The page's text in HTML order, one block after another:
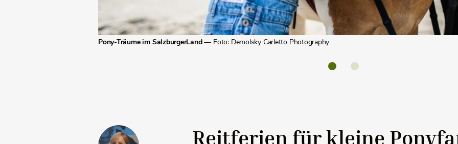
Pony-Träume im SalzburgerLand— Foto: Demolsky Carletto Photography
Reitferien für kleine